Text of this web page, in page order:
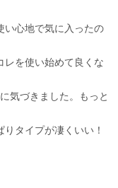
い心地で気に入ったの
レを使い始めて良くな
気づきました。もっと
タイプが凄くいい！